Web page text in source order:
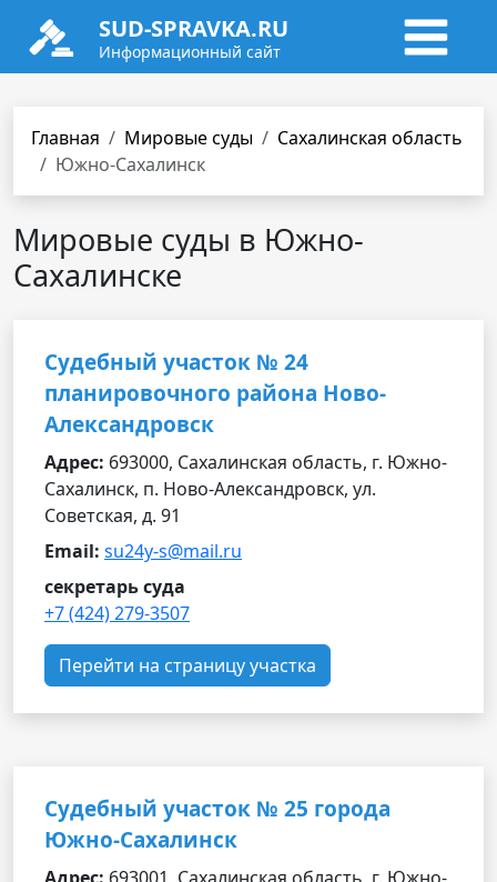
SUD-SPRAVKA.RU
Информационный сайт
Главная Мировые суды
Сахалинская область
Южно-Сахалинск
Мировые суды в Южно-
Сахалинске
Судебный участок № 24
планировочного района Ново-
Александровск
Адрес: 693000, Сахалинская область, г. Южно-
Сахалинск, п. Ново-Александровск, ул.
Советская, д. 91
Email: su24y-s@mail.ru
секретарь суда
+7 (424) 279-3507
Перейти на страницу участка
Судебный участок № 25 города
Южно-Сахалинск